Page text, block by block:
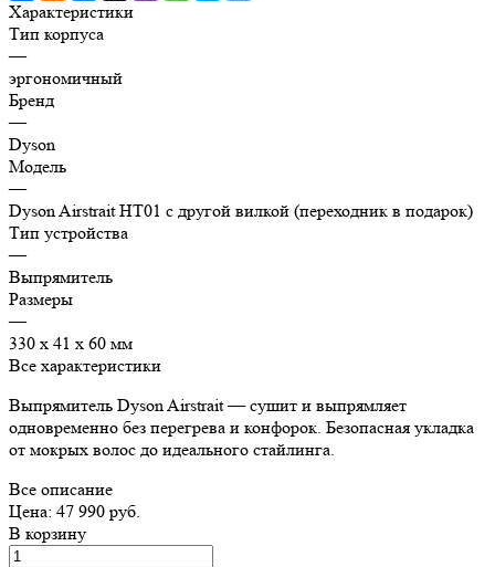
Характеристики
Тип корпуса
—
эргономичный
Бренд
—
Dyson
Модель
—
Dyson Airstrait HT01 с другой вилкой (переходник в подарок)
Тип устройства
—
Выпрямитель
Размеры
—
330 x 41 x 60 мм
Все характеристики
Выпрямитель Dyson Airstrait — сушит и выпрямляет
одновременно без перегрева и конфорок. Безопасная укладка
от мокрых волос до идеального стайлинга.
Все описание
Цена: 47 990 руб.
В корзину